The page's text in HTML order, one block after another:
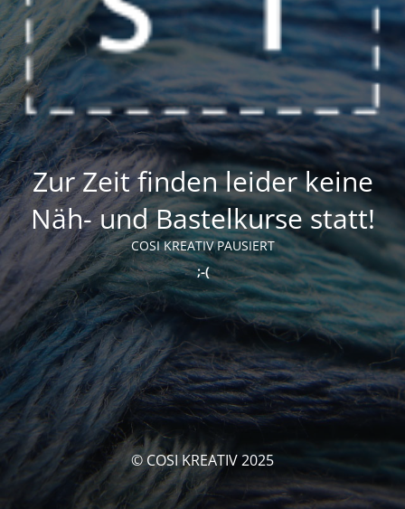
Zur Zeit finden leider keine
Näh- und Bastelkurse statt!
COSI KREATIV PAUSIERT
;-(
© COSI KREATIV 2025